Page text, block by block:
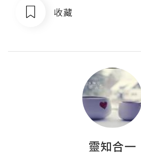
收藏
靈知合一